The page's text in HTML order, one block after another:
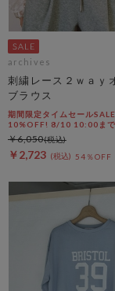
archives
刺繍レース２ｗａｙ
ブラウス
期間限定タイムセール
10%OFF! 8/10 10:00まで
￥2,723 54％OFF
￥6,050